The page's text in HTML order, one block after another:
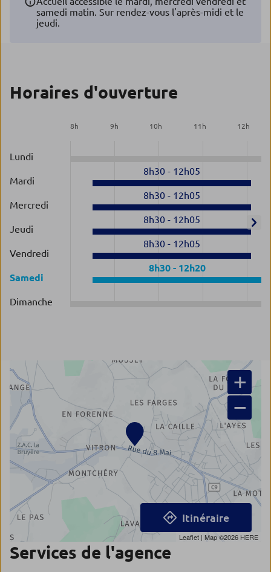
samedi matin. Sur rendez-vous l'après-midi et le
jeudi.
Horaires d'ouverture
8h 9h 10h 11 h 12h
Lundi
Mardi
8h30- 12h05
Mercredi
8h30- 12h05
Jeudi
8h30- 12h05
Vendredi
8h30- 12h05
Samedi
8h30- 12h20
Dimanche
+
−
Leaflet | Map ©2026 HERE
Itinéraire
Services de l'agence